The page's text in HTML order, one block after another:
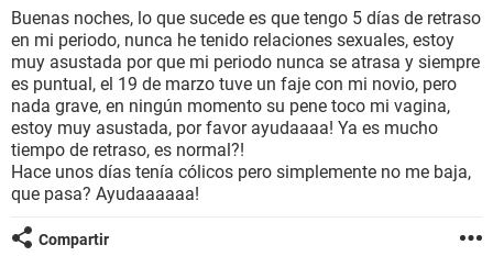
BIENESTAR
SEXUALIDAD
GLOSARIO
Buenas noches, lo que sucede es que tengo 5 días de retraso
en mi periodo, nunca he tenido relaciones sexuales, estoy
muy asustada por que mi periodo nunca se atrasa y siempre
es puntual, el 19 de marzo tuve un faje con mi novio, pero
nada grave, en ningún momento su pene toco mi vagina,
estoy muy asustada, por favor ayudaaaa! Ya es mucho
tiempo de retraso, es normal?!
Hace unos días tenía cólicos pero simplemente no me baja,
que pasa? Ayudaaaaaa!
Compartir